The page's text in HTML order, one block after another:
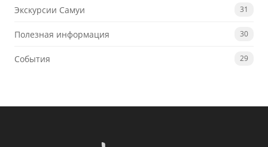
Экскурсии Самуи 31
Полезная информация 30
События 29